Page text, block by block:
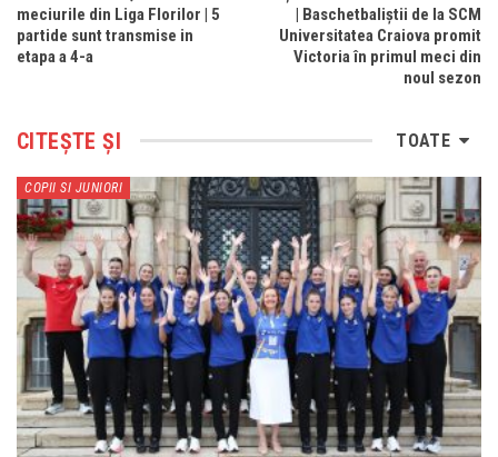
meciurile din Liga Florilor | 5
partide sunt transmise in
etapa a 4-a
| Baschetbaliștii de la SCM
Universitatea Craiova promit
Victoria în primul meci din
noul sezon
TOATE
CITEȘTE ȘI
COPII SI JUNIORI